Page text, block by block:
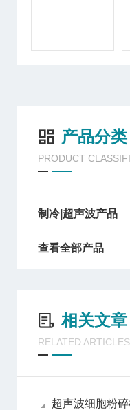
产品分类
PRODUCT
制冷|超声波产品
查看全部产品
相关文章
RELATED ARTICLES
超声波细胞粉碎机是利